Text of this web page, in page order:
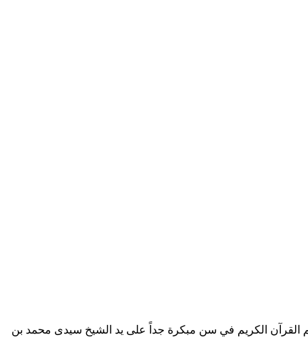
الرباط عام 1960م تلقى تعليمه الأولي في كُتَّاب قريته، وختم القرآن الكريم في سن مبكرة جداً على يد الشيخ سيدى محمد بن